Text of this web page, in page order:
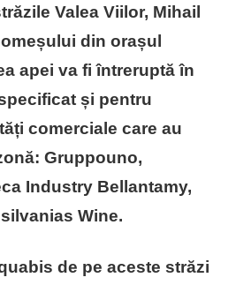
Valea Viilor, Mihail
din orașul
apei va fi întreruptă în
și pentru
comerciale care au
Gruppouno,
Industry Bellantamy,
Wine.
de pe aceste străzi